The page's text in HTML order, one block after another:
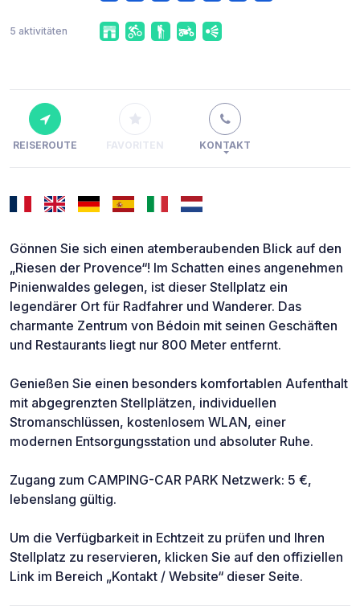
5 aktivitäten
REISEROUTE FAVORITEN KONTAKT
Gönnen Sie sich einen atemberaubenden Blick auf den
„Riesen der Provence“! Im Schatten eines angenehmen
Pinienwaldes gelegen, ist dieser Stellplatz ein
legendärer Ort für Radfahrer und Wanderer. Das
charmante Zentrum von Bédoin mit seinen Geschäften
und Restaurants liegt nur 800 Meter entfernt.
Genießen Sie einen besonders komfortablen Aufenthalt
mit abgegrenzten Stellplätzen, individuellen
Stromanschlüssen, kostenlosem WLAN, einer
modernen Entsorgungsstation und absoluter Ruhe.
Zugang zum CAMPING-CAR PARK Netzwerk: 5 €,
lebenslang gültig.
Um die Verfügbarkeit in Echtzeit zu prüfen und Ihren
Stellplatz zu reservieren, klicken Sie auf den offiziellen
Link im Bereich „Kontakt / Website“ dieser Seite.